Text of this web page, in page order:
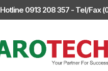
Hotline 0913 208 357 - Tel/Fax